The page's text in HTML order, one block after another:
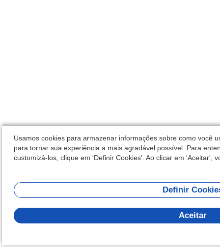
Usamos cookies para armazenar informações sobre como você
para tornar sua experiência a mais agradável possível. Para
customizá-los, clique em 'Definir Cookies'. Ao clicar em 'Aceitar',
Definir
Aceitar